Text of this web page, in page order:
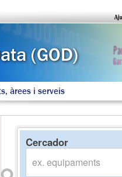
àrees i serveis
Cercador